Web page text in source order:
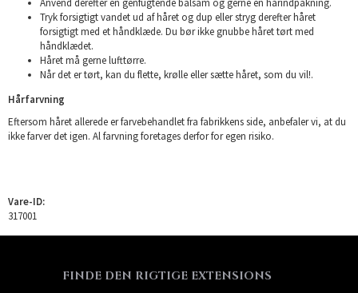
Tryk forsigtigt vandet ud af håret og dup eller stryg derefter håret
forsigtigt med et håndklæde. Du bør ikke gnubbe håret tørt med
håndklædet.
Håret må gerne lufttørre.
Når det er tørt, kan du flette, krølle eller sætte håret, som du vil!.
Hårfarvning
Eftersom håret allerede er farvebehandlet fra fabrikkens side, anbefaler vi, at du
ikke farver det igen. Al farvning foretages derfor for egen risiko.
Vare-ID:
317001
FINDE DEN RIGTIGE EXTENSIONS